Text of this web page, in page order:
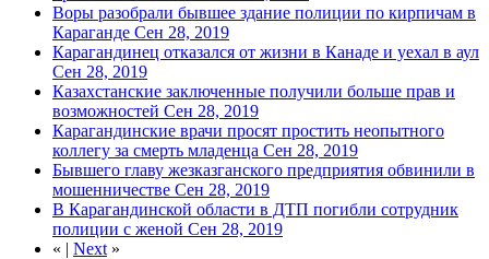
Воры разобрали бывшее здание полиции по кирпичам в
Караганде Сен 28, 2019
Карагандинец отказался от жизни в Канаде и уехал в аул
Сен 28, 2019
Казахстанские заключенные получили больше прав и
возможностей Сен 28, 2019
Карагандинские врачи просят простить неопытного
коллегу за смерть младенца Сен 28, 2019
Бывшего главу жезказганского предприятия обвинили в
мошенничестве Сен 28, 2019
В Карагандинской области в ДТП погибли сотрудник
полиции с женой Сен 28, 2019
« | Next »